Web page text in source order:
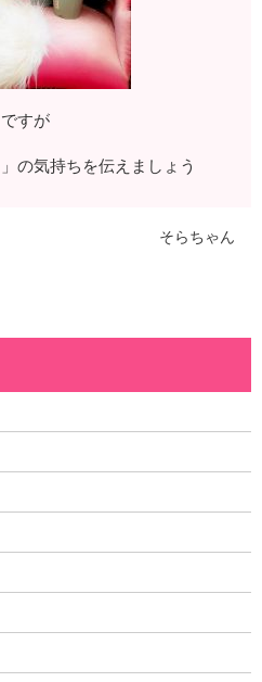
すが
の気持ちを伝えましょう
そらちゃん